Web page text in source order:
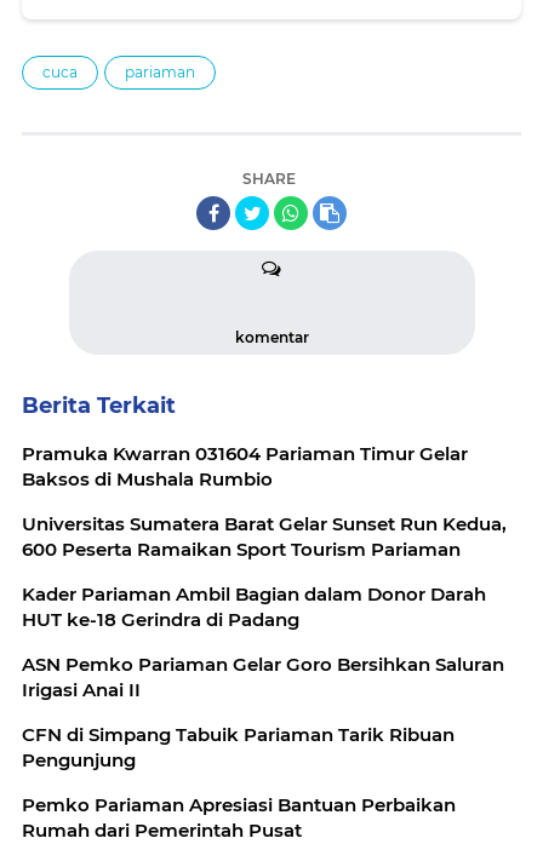
cuca pariaman
SHARE
komentar
Berita Terkait
Pramuka Kwarran 031604 Pariaman Timur Gelar
Baksos di Mushala Rumbio
Universitas Sumatera Barat Gelar Sunset Run Kedua,
600 Peserta Ramaikan Sport Tourism Pariaman
Kader Pariaman Ambil Bagian dalam Donor Darah
HUT ke-18 Gerindra di Padang
ASN Pemko Pariaman Gelar Goro Bersihkan Saluran
Irigasi Anai II
CFN di Simpang Tabuik Pariaman Tarik Ribuan
Pengunjung
Pemko Pariaman Apresiasi Bantuan Perbaikan
Rumah dari Pemerintah Pusat